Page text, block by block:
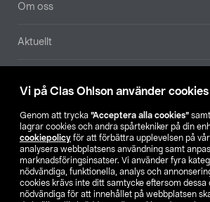
Vi på Clas Ohlson använder cookies
Genom att trycka ”Acceptera alla cookies”
lagrar cookies och andra spårtekniker på din
cookiepolicy för att förbättra upplevelsen på
analysera webbplatsens användning samt
marknadsföringsinsatser. Vi använder fyra
nödvändiga, funktionella, analys och
cookies krävs inte ditt samtycke eftersom dessa
nödvändiga för att innehållet på webbplatsen
Om oss
Aktuellt
Hitta butik
SE NO FI